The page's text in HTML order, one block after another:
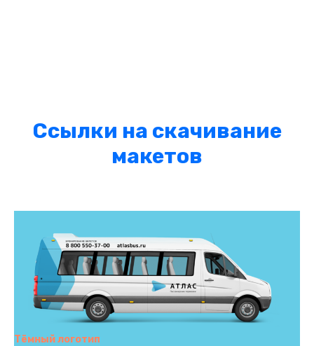
Ссылки на скачивание
макетов
Тёмный логотип